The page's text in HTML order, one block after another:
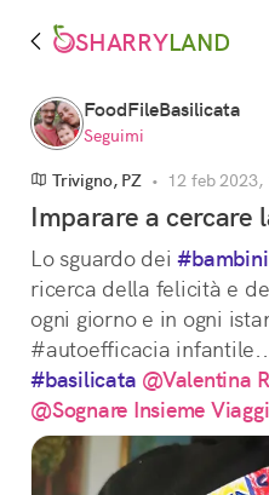
SHARRYLAND
FoodFileBasilicata
Seguimi
Trivigno, PZ • 12 feb 2023,
Imparare a cercare
Lo sguardo dei #bambini
ricerca della felicità e
ogni giorno e in ogni
#autoefficacia
#basilicata @Valentina
@Sognare Insieme Viaggi